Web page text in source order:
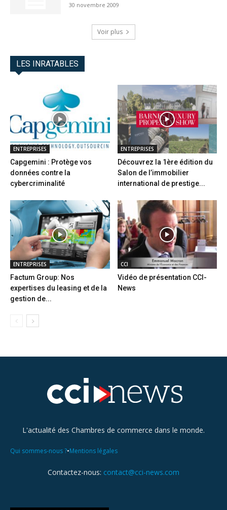
30 novembre 2009
Voir plus
LES INRATABLES
ENTREPRISES
Capgemini : Protège vos
données contre la
cybercriminalité
ENTREPRISES
Découvrez la 1ère édition du
Salon de l’immobilier
international de prestige...
ENTREPRISES
Factum Group: Nos
expertises du leasing et de la
gestion de...
CCI
Vidéo de présentation CCI-
News
L'actualité des Chambres de commerce dans le monde.
Qui sommes-nous ?•Mentions légales
Contactez-nous: contact@cci-news.com